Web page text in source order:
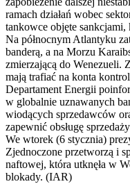
ramach działań wobec
tankowce objęte sankcjami,
Na północnym Atlantyku
banderą, a na Morzu
zmierzającą do Wenezueli.
mają trafiać na konta
Departament Energii
w globalnie uznawanych
wiodących sprzedawców
zapewnić obsługę
We wtorek (6 stycznia)
Zjednoczone przetworzą i
naftowej, która utknęła w
blokady. (IAR)